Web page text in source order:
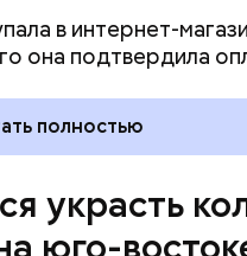
в интернет-
она подтвердила
полностью
украсть